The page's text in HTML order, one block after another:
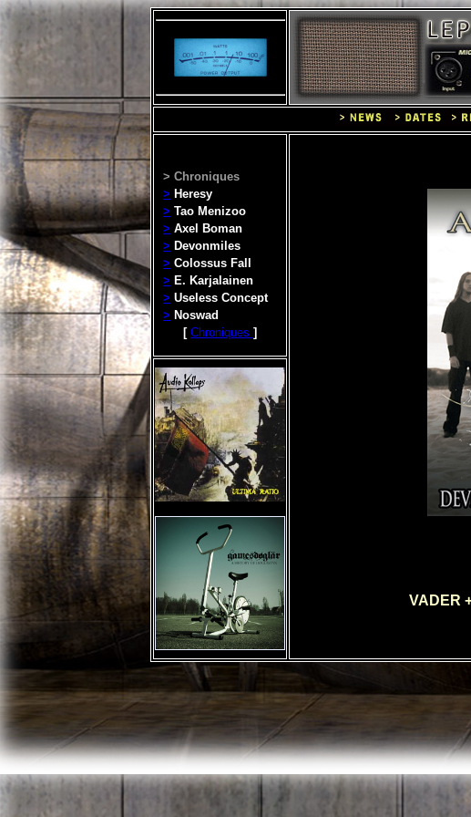
> Chroniques
> Heresy
> Tao Menizoo
> Axel Boman
> Devonmiles
> Colossus Fall
> E. Karjalainen
> Useless Concept
> Noswad
[ Chroniques ]
VADER
Une semaine
revoilà à peine
vue de ce
embarqué dans
retour, de
compléter
Arrivé sur